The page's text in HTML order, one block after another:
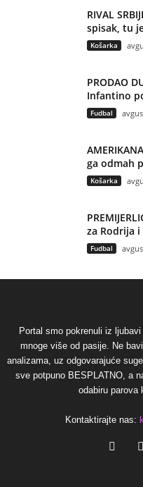
RIVAL
spisak, tu
Košarka
PRODAO
Infantino
Fudbal
ga odmah
Košarka
za Rodrija
Fudbal
Portal smo pokrenuli iz
mnoge više od pasije. Ne
analizama, uz odgovarajuće
sve potpuno BESPLATNO, a
odabiru parova
Kontaktirajte nas: